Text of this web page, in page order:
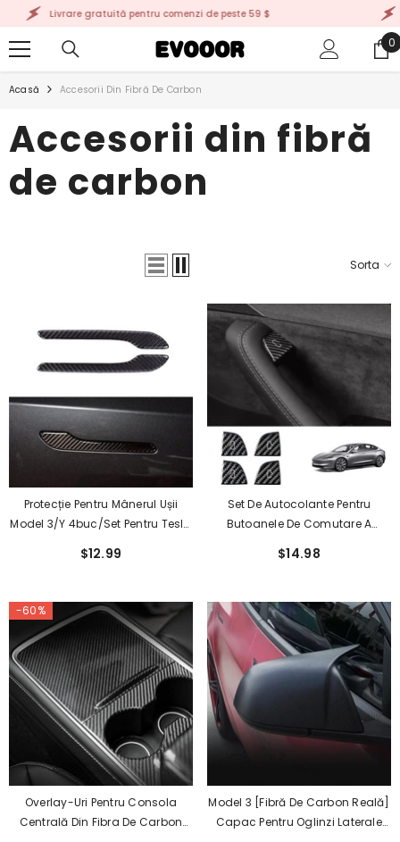
TRECI LA CONȚINUT
gratuită pentru comenzi de peste 59 $ Livrare
0
0
Acasă Accesorii Din Fibră De Carbon
Accesorii din fibră
de carbon
Sorta
Protecție Pentru Mânerul Ușii
Model 3/Y 4buc/Set Pentru Tesla
$12.99
Set De Autocolante Pentru
Butoanele De Comutare A
Premium Pentru Tesla Model 3 Și
$14.98
-60%
Overlay-Uri Pentru Consola
Centrală Din Fibra De Carbon
Model 3 [Fibră De Carbon Reală]
Capac Pentru Oglinzi Laterale